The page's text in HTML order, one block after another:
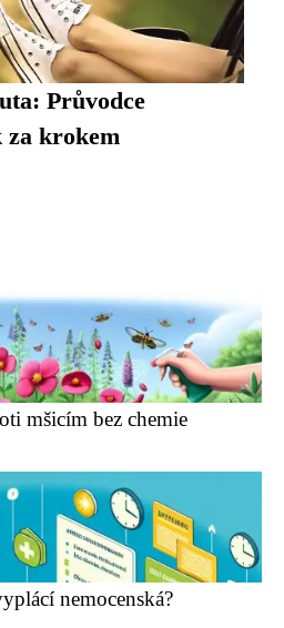
Průvodce
za krokem
mšicím bez chemie
nemocenská?